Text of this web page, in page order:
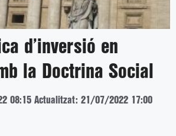
d’inversió en
la Doctrina Social
08:15 Actualitzat: 21/07/2022 17:00